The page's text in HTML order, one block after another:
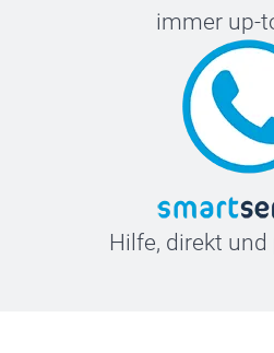
immer up-
Hilfe, direkt